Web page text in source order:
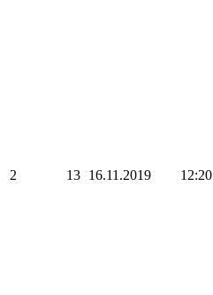
2 13 16.11.2019 12:20